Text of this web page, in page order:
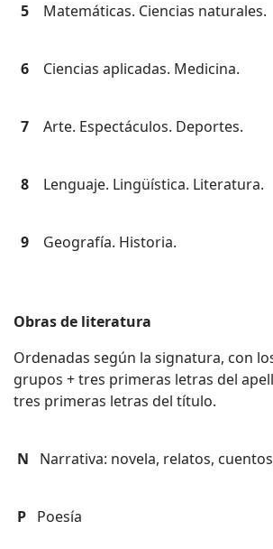
5 Matemáticas. Ciencias naturales.
6 Ciencias aplicadas. Medicina.
7 Arte. Espectáculos. Deportes.
8 Lenguaje. Lingüística. Literatura.
9 Geografía. Historia.
Obras de literatura
Ordenadas según la signatura, con
grupos + tres primeras letras del
tres primeras letras del título.
N Narrativa: novela, relatos,
P Poesía